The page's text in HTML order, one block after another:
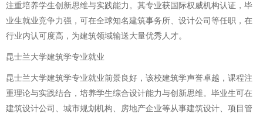
注重培养学生创新思维与实践能力。其专业获国际权威机构认证，毕
业生就业竞争力强，可在全球知名建筑事务所、设计公司等任职，在
行业内认可度高，为建筑领域输送大量优秀人才。
昆士兰大学建筑学专业就业
昆士兰大学建筑学专业就业前景良好，该校建筑学声誉卓越，课程注
重理论与实践结合，培养学生综合设计能力与创新思维。毕业生可在
建筑设计公司、城市规划机构、房地产企业等从事建筑设计、项目管